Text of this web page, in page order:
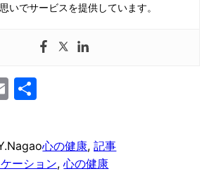
いでサービスを提供しています。
Email
心の健康, 記事
ーション, 心の健康